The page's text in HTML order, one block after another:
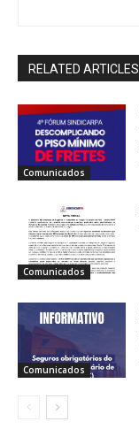
RELATED ARTICLES
Comunicados
Comunicados
Comunicados